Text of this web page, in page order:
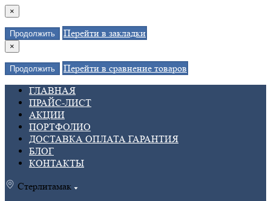
×
Продолжить Перейти в закладки
×
Продолжить
Перейти в сравнение товаров
ГЛАВНАЯ
ПРАЙС-ЛИСТ
АКЦИИ
ПОРТФОЛИО
ДОСТАВКА ОПЛАТА ГАРАНТИЯ
БЛОГ
КОНТАКТЫ
Стерлитамак